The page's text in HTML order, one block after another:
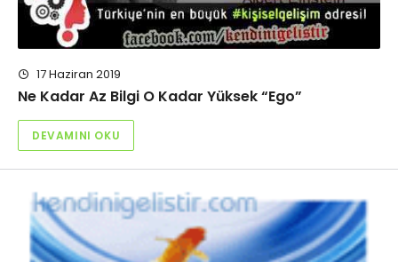
17 Haziran 2019
Ne Kadar Az Bilgi O Kadar Yüksek “Ego”
DEVAMINI OKU